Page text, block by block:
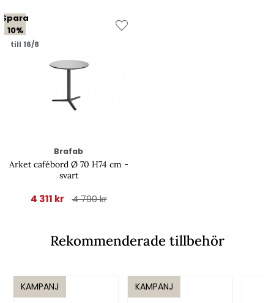
Spara
10%
till 16/8
Brafab
Arket cafébord Ø 70 H74 cm -
svart
4 311 kr 4 790 kr
Rekommenderade tillbehör
KAMPANJ KAMPANJ